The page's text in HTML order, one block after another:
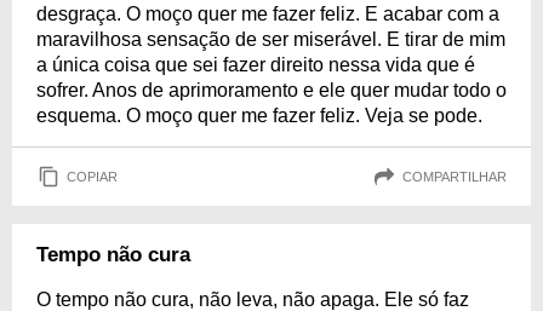
desgraça. O moço quer me fazer feliz. E acabar com a
maravilhosa sensação de ser miserável. E tirar de mim
a única coisa que sei fazer direito nessa vida que é
sofrer. Anos de aprimoramento e ele quer mudar todo o
esquema. O moço quer me fazer feliz. Veja se pode.
COPIAR COMPARTILHAR
Tempo não cura
O tempo não cura, não leva, não apaga. Ele só faz